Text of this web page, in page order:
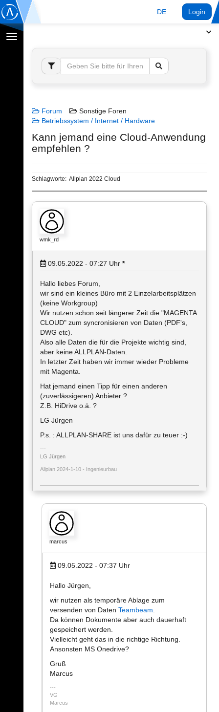
DE Login
Navigation
umschalten
Forum
Sonstige Foren
Betriebssystem / Internet / Hardware
Kann jemand eine Cloud-Anwendung
empfehlen ?
Schlagworte: Allplan 2022 Cloud
wmk_rd
09.05.2022 - 07:27 Uhr *
Hallo liebes Forum,
wir sind ein kleines Büro mit 2 Einzelarbeitsplätzen
(keine Workgroup)
Wir nutzen schon seit längerer Zeit die "MAGENTA
CLOUD" zum syncronisieren von Daten (PDF's,
DWG etc).
Also alle Daten die für die Projekte wichtig sind,
aber keine ALLPLAN-Daten.
In letzter Zeit haben wir immer wieder Probleme
mit Magenta.
Hat jemand einen Tipp für einen anderen
(zuverlässigeren) Anbieter ?
Z.B. HiDrive o.ä. ?
LG Jürgen
P.s. : ALLPLAN-SHARE ist uns dafür zu teuer :-)
LG Jürgen
Allplan 2024-1-10 - Ingenieurbau
marcus
09.05.2022 - 07:37 Uhr
Hallo Jürgen,
wir nutzen als temporäre Ablage zum
versenden von Daten Teambeam
Da können Dokumente aber auch dauerhaft
gespeichert werden.
Vielleicht geht das in die richtige Richtung.
Ansonsten MS Onedrive?
Gruß
Marcus
VG
Marcus